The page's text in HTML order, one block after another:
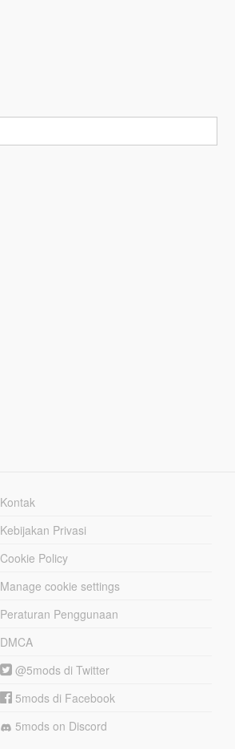
Kontak
Kebijakan Privasi
Cookie Policy
Manage cookie settings
Peraturan Penggunaan
DMCA
@5mods di Twitter
5mods di Facebook
5mods on Discord